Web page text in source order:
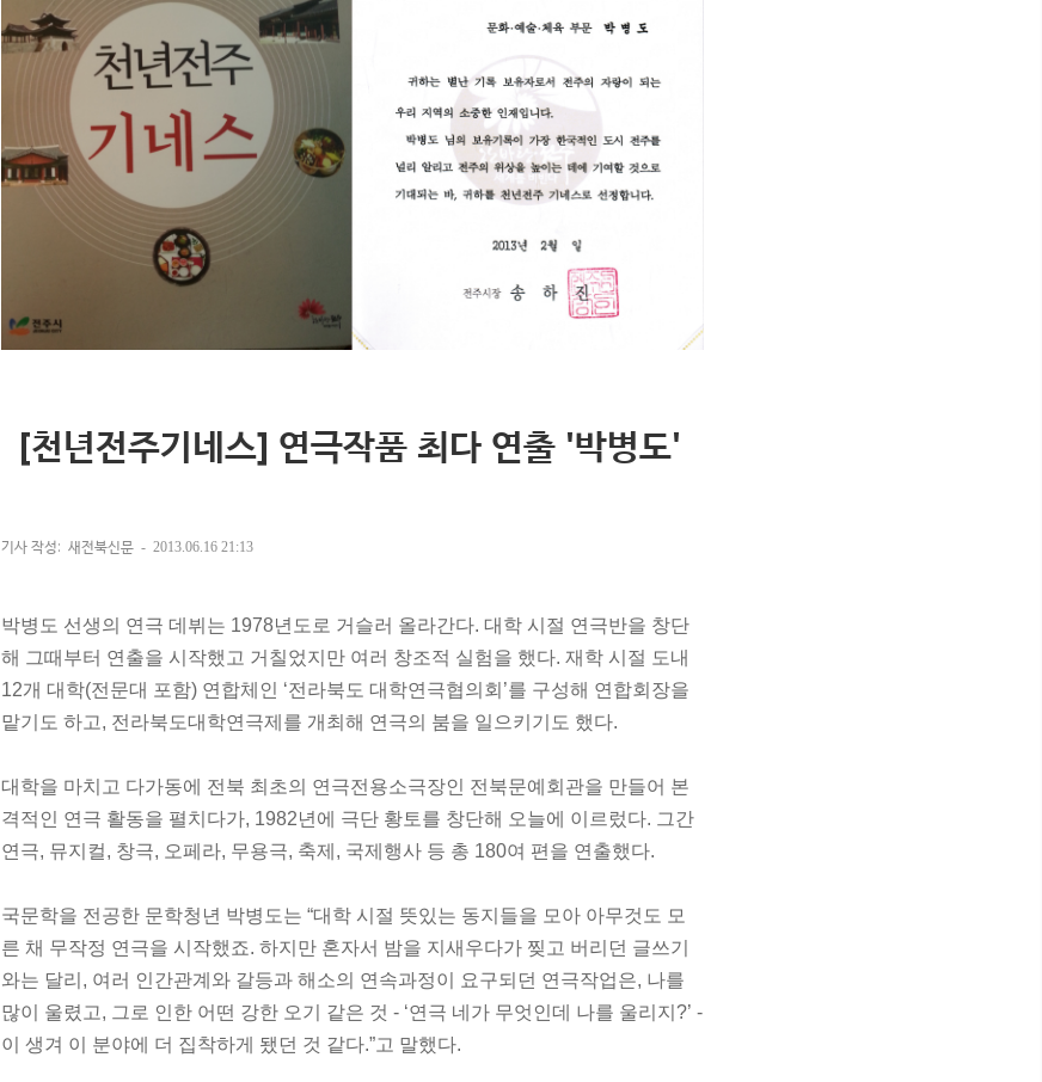
[천년전주기네스] 연극작품 최다 연출 '박병도'
기사 작성: 새전북신문 - 2013.06.16 21:13
박병도 선생의 연극 데뷔는 1978년도로 거슬러 올라간다. 대학 시절 연극반을 창단
해 그때부터 연출을 시작했고 거칠었지만 여러 창조적 실험을 했다. 재학 시절 도내
12개 대학(전문대 포함) 연합체인 ‘전라북도 대학연극협의회’를 구성해 연합회장을
맡기도 하고, 전라북도대학연극제를 개최해 연극의 붐을 일으키기도 했다.
대학을 마치고 다가동에 전북 최초의 연극전용소극장인 전북문예회관을 만들어 본
격적인 연극 활동을 펼치다가, 1982년에 극단 황토를 창단해 오늘에 이르렀다. 그간
연극, 뮤지컬, 창극, 오페라, 무용극, 축제, 국제행사 등 총 180여 편을 연출했다.
국문학을 전공한 문학청년 박병도는 “대학 시절 뜻있는 동지들을 모아 아무것도 모
른 채 무작정 연극을 시작했죠. 하지만 혼자서 밤을 지새우다가 찢고 버리던 글쓰기
와는 달리, 여러 인간관계와 갈등과 해소의 연속과정이 요구되던 연극작업은, 나를
많이 울렸고, 그로 인한 어떤 강한 오기 같은 것 - ‘연극 네가 무엇인데 나를 울리지?’ -
이 생겨 이 분야에 더 집착하게 됐던 것 같다.”고 말했다.